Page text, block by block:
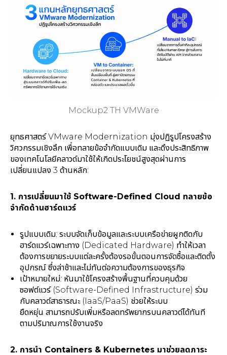
Mockup2 TH VMWare
ยุทธศาสตร์ VMware Modernization มุ่งปฏิรูปโครงสร้าง
วิศวกรรมเชิงลึก เพื่อทลายข้อจำกัดแบบเดิม และดึงประสิทธิภาพ
ของเทคโนโลยีคลาวด์มาใช้ให้เกิดประโยชน์สูงสุดผ่านการ
เปลี่ยนแปลง 3 ด้านหลัก:
1. การเปลี่ยนมาใช้ Software-Defined Cloud ทลายข้อ
จำกัดด้านฮาร์ดแวร์
รูปแบบเดิม: ระบบจัดเก็บข้อมูลและระบบเครือข่ายผูกติดกับ
ฮาร์ดแวร์เฉพาะทาง (Dedicated Hardware) ทำให้เวลา
ต้องการขยายระบบแต่ละครั้งต้องรอขั้นตอนการจัดซื้อและติดตั้ง
อุปกรณ์ ซึ่งล่าช้าและไม่ทันต่อความต้องการของธุรกิจ
เป้าหมายใหม่: หันมาใช้โครงสร้างพื้นฐานที่ควบคุมด้วย
ซอฟต์แวร์ (Software-Defined Infrastructure) ร่วม
กับคลาวด์สาธารณะ (IaaS/PaaS) ช่วยให้ระบบ
ยืดหยุ่น สามารถปรับเพิ่มหรือลดทรัพยากรบนคลาวด์ได้ทันที
ตามปริมาณการใช้งานจริง
2. การนำ Containers & Kubernetes มาช่วยลดภาระ